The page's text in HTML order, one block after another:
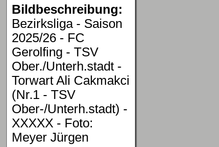
Bildbeschreibung:
Bezirksliga - Saison
2025/26 - FC
Gerolfing - TSV
Ober./Unterh.stadt -
Torwart Ali Cakmakci
(Nr.1 - TSV
Ober-/Unterh.stadt) -
XXXXX - Foto:
Meyer Jürgen